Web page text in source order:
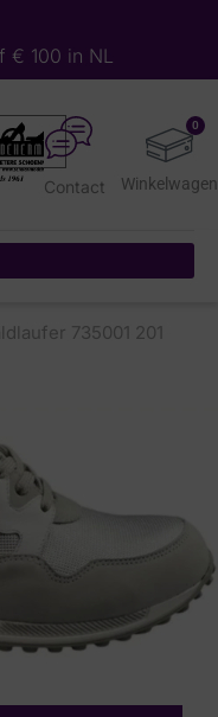
€ 100 in NL
0
Contact
735001 201